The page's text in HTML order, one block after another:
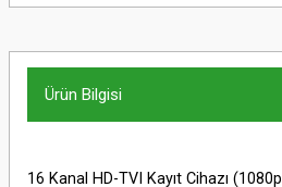
Ürün Bilgisi
16 Kanal HD-TVI Kayıt Cihazı (1080p